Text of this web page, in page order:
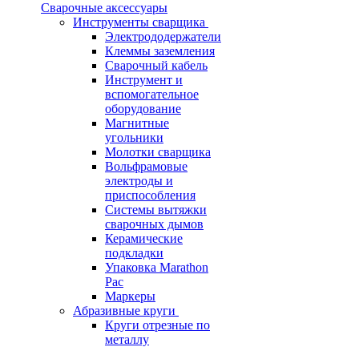
Сварочные аксессуары
Инструменты сварщика
Электрододержатели
Клеммы заземления
Сварочный кабель
Инструмент и
вспомогательное
оборудование
Магнитные
угольники
Молотки сварщика
Вольфрамовые
электроды и
приспособления
Системы вытяжки
сварочных дымов
Керамические
подкладки
Упаковка Marathon
Pac
Маркеры
Абразивные круги
Круги отрезные по
металлу